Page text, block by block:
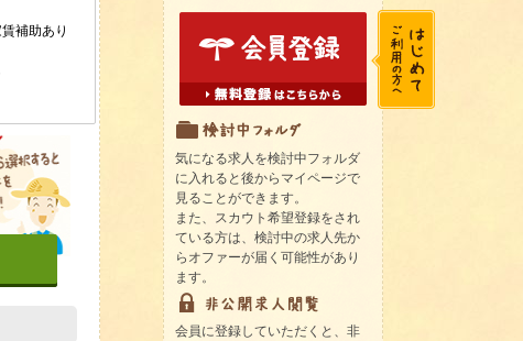
気になる求人を検討中フォルダ
に入れると後からマイページで
見ることができます。
また、スカウト希望登録をされ
ている方は、検討中の求人先か
らオファーが届く可能性があり
ます。
会員に登録していただくと、非